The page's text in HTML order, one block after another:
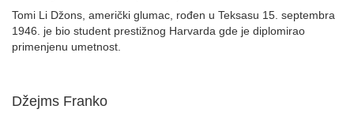
Tomi Li Džons, američki glumac, rođen u Teksasu 15. septembra
1946. je bio student prestižnog Harvarda gde je diplomirao
primenjenu umetnost.
Džejms Franko